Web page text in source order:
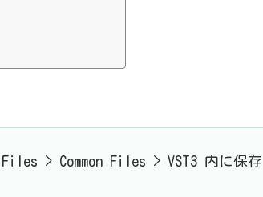
> Common Files > VST3 内に保存